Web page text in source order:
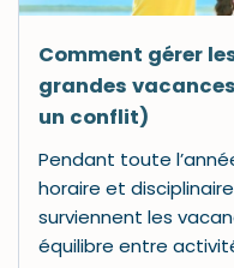
Comment gérer
grandes
un conflit)
Pendant toute
horaire et
surviennent les
équilibre entre